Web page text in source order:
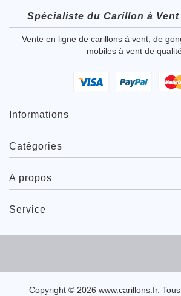
Spécialiste du Carillon à
Vente en ligne de carillons à vent, de
mobiles à vent de
Informations
Catégories
A propos
Service
Copyright © 2026 www.carillons.fr.